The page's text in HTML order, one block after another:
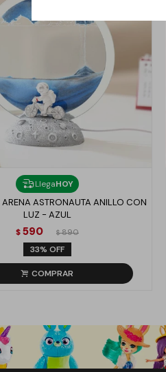
LlegaHOY
ASTRONAUTA ANILLO CON
LUZ - AZUL
$590 $ 890
33